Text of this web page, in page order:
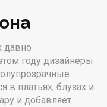
давно
году дизайнеры
в платьях, блузах и
и добавляет